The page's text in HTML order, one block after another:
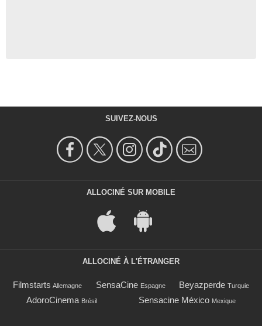
SUIVEZ-NOUS
ALLOCINÉ SUR MOBILE
ALLOCINÉ À L'ÉTRANGER
Filmstarts Allemagne SensaCine Espagne Beyazperde Turquie
AdoroCinema Brésil Sensacine México Mexique